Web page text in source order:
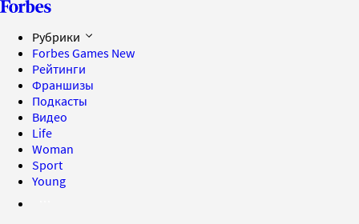
Рубрики
Forbes Games New
Рейтинги
Франшизы
Подкасты
Видео
Life
Woman
Sport
Young